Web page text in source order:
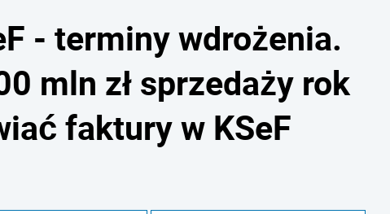
- terminy wdrożenia.
mln zł sprzedaży rok
faktury w KSeF